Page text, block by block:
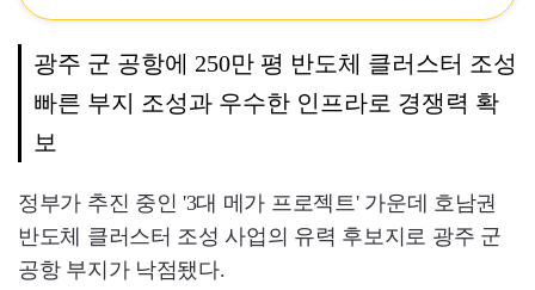
광주 군 공항에 250만 평 반도체 클러스터 조성
빠른 부지 조성과 우수한 인프라로 경쟁력 확
보
정부가 추진 중인 '3대 메가 프로젝트' 가운데 호남권
반도체 클러스터 조성 사업의 유력 후보지로 광주 군
공항 부지가 낙점됐다.